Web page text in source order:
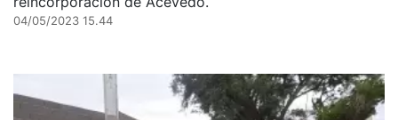
04/05/2023 15.44